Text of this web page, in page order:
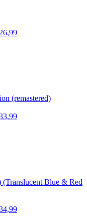
(remastered)
(Translucent Blue & Red